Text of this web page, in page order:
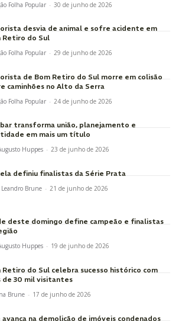
Folha Popular - 30 de junho de 2026
desvia de animal e sofre acidente em
Retiro do Sul
Folha Popular - 29 de junho de 2026
de Bom Retiro do Sul morre em colisão
caminhões no Alto da Serra
Folha Popular - 24 de junho de 2026
transforma união, planejamento e
em mais um título
Huppes - 23 de junho de 2026
definiu finalistas da Série Prata
Leandro Brune - 21 de junho de 2026
deste domingo define campeão e finalistas
Huppes - 19 de junho de 2026
Retiro do Sul celebra sucesso histórico com
de 30 mil visitantes
Brune - 17 de junho de 2026
avança na demolição de imóveis condenados